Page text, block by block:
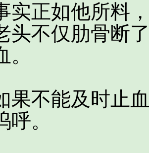
正如他所料，
头不仅肋骨断
不能及时止血
呼。